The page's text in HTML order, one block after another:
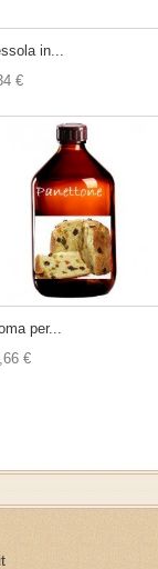
in...
€
per...
€